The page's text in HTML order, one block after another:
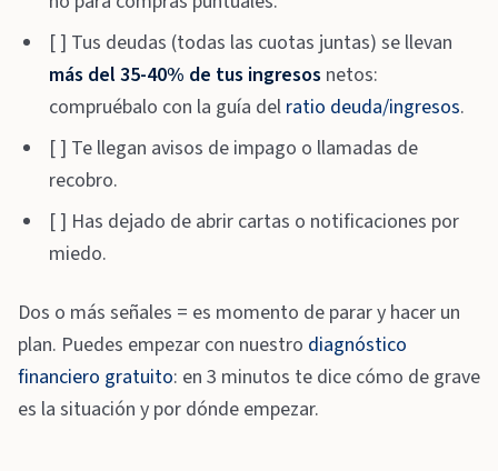
[ ] Tus deudas (todas las cuotas juntas) se llevan
más del 35-40% de tus ingresos netos:
compruébalo con la guía del ratio deuda/ingresos.
[ ] Te llegan avisos de impago o llamadas de
recobro.
[ ] Has dejado de abrir cartas o notificaciones por
miedo.
Dos o más señales = es momento de parar y hacer un
plan. Puedes empezar con nuestro diagnóstico
financiero gratuito: en 3 minutos te dice cómo de grave
es la situación y por dónde empezar.